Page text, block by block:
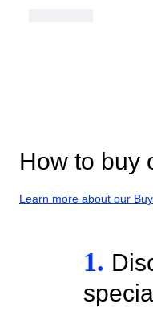
How to buy
Learn more about our
1.